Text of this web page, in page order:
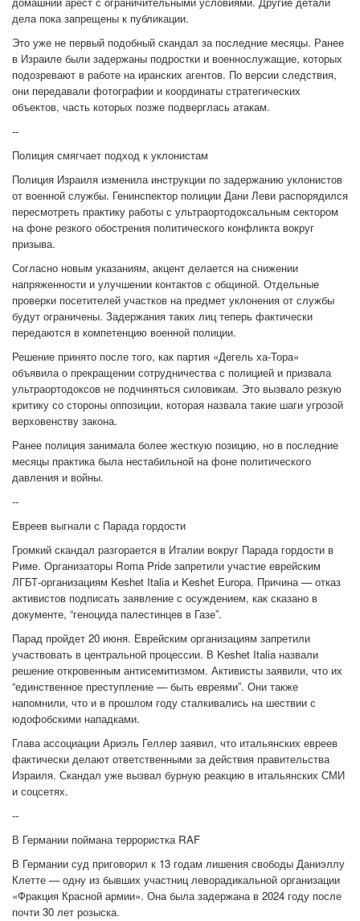
дела пока запрещены к публикации.
Это уже не первый подобный скандал за последние месяцы. Ранее
в Израиле были задержаны подростки и военнослужащие, которых
подозревают в работе на иранских агентов. По версии следствия,
они передавали фотографии и координаты стратегических
объектов, часть которых позже подверглась атакам.
--
Полиция смягчает подход к уклонистам
Полиция Израиля изменила инструкции по задержанию уклонистов
от военной службы. Генинспектор полиции Дани Леви распорядился
пересмотреть практику работы с ультраортодоксальным сектором
на фоне резкого обострения политического конфликта вокруг
призыва.
Согласно новым указаниям, акцент делается на снижении
напряженности и улучшении контактов с общиной. Отдельные
проверки посетителей участков на предмет уклонения от службы
будут ограничены. Задержания таких лиц теперь фактически
передаются в компетенцию военной полиции.
Решение принято после того, как партия «Дегель ха-Тора»
объявила о прекращении сотрудничества с полицией и призвала
ультраортодоксов не подчиняться силовикам. Это вызвало резкую
критику со стороны оппозиции, которая назвала такие шаги угрозой
верховенству закона.
Ранее полиция занимала более жесткую позицию, но в последние
месяцы практика была нестабильной на фоне политического
давления и войны.
--
Евреев выгнали с Парада гордости
Громкий скандал разгорается в Италии вокруг Парада гордости в
Риме. Организаторы Roma Pride запретили участие еврейским
ЛГБТ-организациям Keshet Italia и Keshet Europa. Причина — отказ
активистов подписать заявление с осуждением, как сказано в
документе, “геноцида палестинцев в Газе”.
Парад пройдет 20 июня. Еврейским организациям запретили
участвовать в центральной процессии. В Keshet Italia назвали
решение откровенным антисемитизмом. Активисты заявили, что их
“единственное преступление — быть евреями”. Они также
напомнили, что и в прошлом году сталкивались на шествии с
юдофобскими нападками.
Глава ассоциации Ариэль Геллер заявил, что итальянских евреев
фактически делают ответственными за действия правительства
Израиля. Скандал уже вызвал бурную реакцию в итальянских СМИ
и соцсетях.
--
В Германии поймана террористка RAF
В Германии суд приговорил к 13 годам лишения свободы Даниэллу
Клетте — одну из бывших участниц леворадикальной организации
«Фракция Красной армии». Она была задержана в 2024 году после
почти 30 лет розыска.